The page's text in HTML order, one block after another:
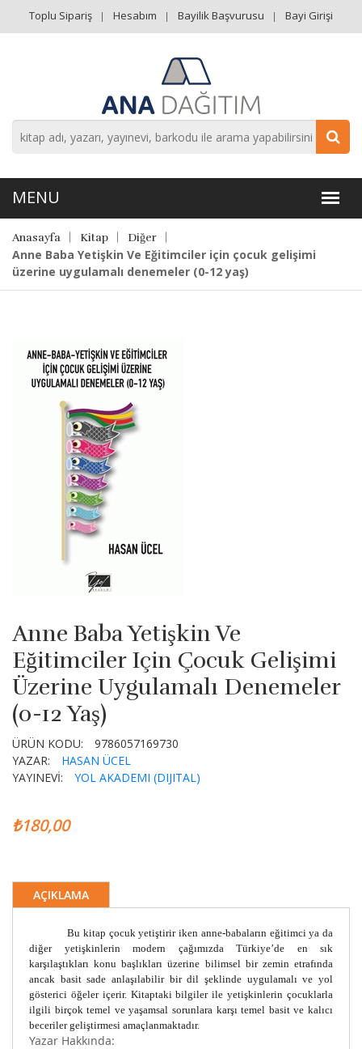
Toplu Sipariş Hesabım Bayilik Başvurusu Bayi Girişi
Anasayfa Kitap Diğer
Anne Baba Yetişkin Ve Eğitimciler için çocuk gelişimi
üzerine uygulamalı denemeler (0-12 yaş)
Anne Baba Yetişkin Ve
Eğitimciler Için Çocuk Gelişimi
Üzerine Uygulamalı Denemeler
(0-12 Yaş)
ÜRÜN KODU:
9786057169730
YAZAR:
HASAN ÜCEL
YAYINEVİ:
YOL AKADEMI (DIJITAL)
₺180,00
AÇIKLAMA
Bu kitap çocuk yetiştirir iken anne-babaların eğitimci ya da
diğer yetişkinlerin modern çağımızda Türkiye’de en sık
karşılaştıkları konu başlıkları üzerine bilimsel bir zemin etrafında
ancak basit sade anlaşılabilir bir dil şeklinde uygulamalı ve yol
gösterici öğeler içerir. Kitaptaki bilgiler ile yetişkinlerin çocuklarla
ilgili birçok temel ve yaşamsal sorunlara karşı temel basit ve kalıcı
beceriler geliştirmesi amaçlanmaktadır.
Yazar Hakkında: